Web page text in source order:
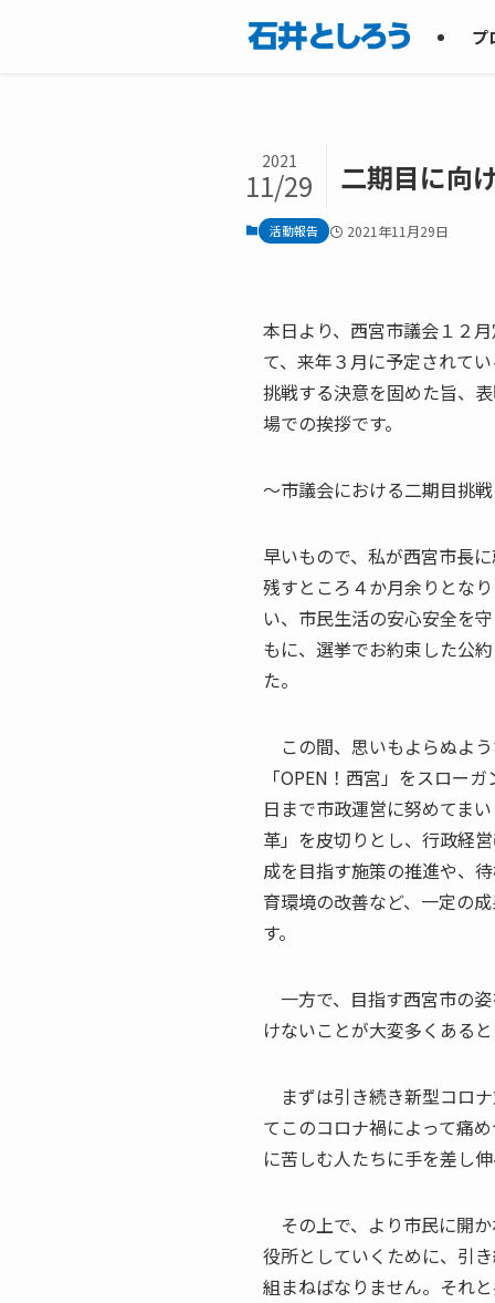
プ
二期目に向
2021
11/29
活動報告 2021年11月29日
本日より、西宮市議会１２
て、来年３月に予定されて
挑戦する決意を固めた旨、
場での挨拶です。
～市議会における二期目挑
早いもので、私が西宮市長
残すところ４か月余りとな
い、市民生活の安心安全を
もに、選挙でお約束した公
た。
この間、思いもよらぬよ
「OPEN！西宮」をスロー
日まで市政運営に努めてま
革」を皮切りとし、行政経
成を目指す施策の推進や、
育環境の改善など、一定の
す。
一方で、目指す西宮市の
けないことが大変多くある
まずは引き続き新型コロ
てこのコロナ禍によって痛
に苦しむ人たちに手を差し
その上で、より市民に開
役所としていくために、引
組まねばなりません。それ